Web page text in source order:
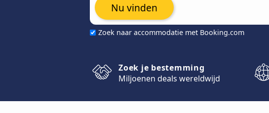
Zoek naar accommodatie met Booking.com
Nu vinden
Zoek je bestemming
Miljoenen deals wereldwijd